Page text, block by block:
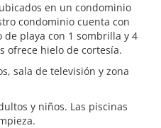
en un condominio
condominio cuenta con
de playa con 1 sombrilla y 4
ofrece hielo de cortesía.
sala de televisión y zona
y niños. Las piscinas